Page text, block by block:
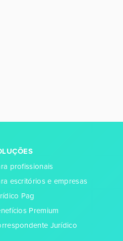
profissionais
escritórios e empresas
Pag
Premium
Jurídico